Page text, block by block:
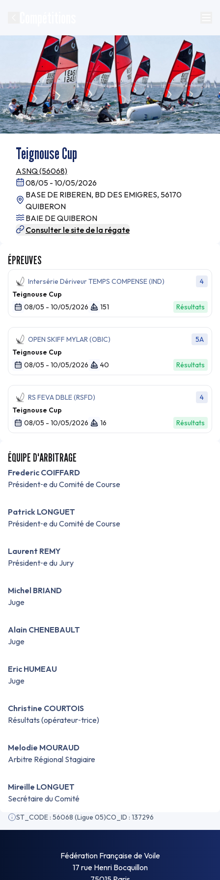
Teignouse Cup
ASNQ (56068)
08/05 - 10/05/2026
BASE DE RIBEREN, BD DES EMIGRES, 56170
QUIBERON
BAIE DE QUIBERON
Consulter le site de la régate
ÉPREUVES
Intersérie Dériveur TEMPS COMPENSE (IND)
4
Teignouse Cup
08/05 - 10/05/2026
151 Résultats
OPEN SKIFF MYLAR (OBIC)
5A
Teignouse Cup
08/05 - 10/05/2026
40 Résultats
RS FEVA DBLE (RSFD)
4
Teignouse Cup
08/05 - 10/05/2026
16 Résultats
ÉQUIPE D'ARBITRAGE
Frederic COIFFARD
Président‑e du Comité de Course
Patrick LONGUET
Président‑e du Comité de Course
Laurent REMY
Président‑e du Jury
Michel BRIAND
Juge
Alain CHENEBAULT
Juge
Eric HUMEAU
Juge
Christine COURTOIS
Résultats (opérateur‑trice)
Melodie MOURAUD
Arbitre Régional Stagiaire
Mireille LONGUET
Secrétaire du Comité
ST_CODE : 56068 (Ligue 05)CO_ID : 137296
Fédération Française de Voile
17 rue Henri Bocquillon